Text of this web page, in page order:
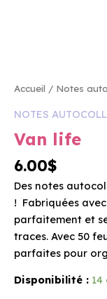
Accueil / Notes
NOTES
Van life
6.00$
Des notes
! Fabriquées
parfaitement et
traces. Avec 50
parfaites pour
Disponibilité : 14
quantité
Van